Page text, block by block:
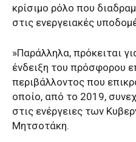
κρίσιμο ρόλο που
στις ενεργειακές
»Παράλληλα, πρόκειται
ένδειξη του πρόσφορου
περιβάλλοντος που
οποίο, από το 2019,
στις ενέργειες των
Μητσοτάκη.